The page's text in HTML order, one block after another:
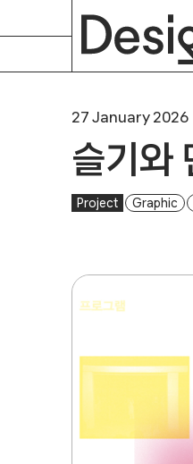
27 January 2026
슬기와
Project Graphic